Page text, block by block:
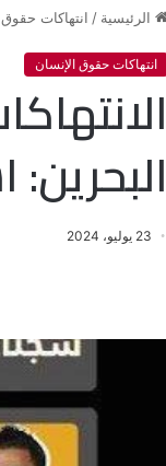
الرئيسية / انتهاكات
انتهاكات حقوق الإنسان
23 يوليو، 2024